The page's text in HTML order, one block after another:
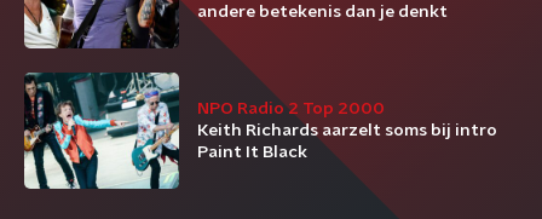
andere betekenis dan je denkt
NPO Radio 2 Top 2000
Keith Richards aarzelt soms bij intro
Paint It Black